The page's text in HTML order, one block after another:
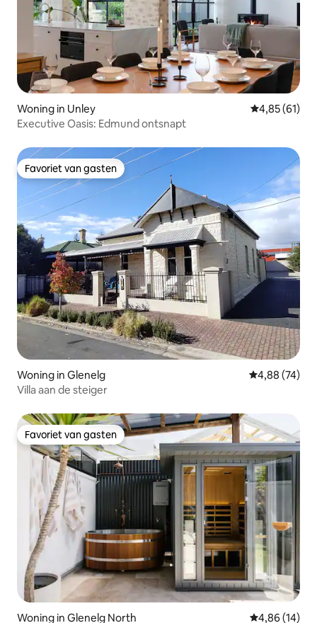
Woning in Unley Gemiddelde
4,85 (61)
Executive Oasis: Edmund ontsnapt
Favoriet van gasten
Favoriet van gasten
Woning in Glenelg Gemiddelde
4,88 (74)
Villa aan de steiger
Favoriet van gasten
Favoriet van gasten
Woning in Glenelg North Gemiddelde
4,86 (14)